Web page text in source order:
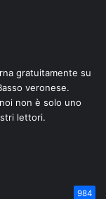
gratuitamente su
veronese.
non è solo uno
lettori.
984